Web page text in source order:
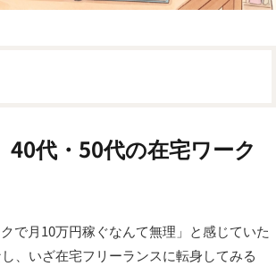
代・50代の在宅ワーク
で月10万円稼ぐなんて無理」と感じていた
、いざ在宅フリーランスに転身してみる